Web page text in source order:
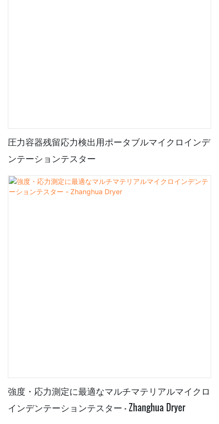
圧力容器残留応力検出用ポータブルマイクロインデ
ンテーションテスター
強度・応力測定に最適なマルチマテリアルマイクロ
インデンテーションテスター - Zhanghua Dryer